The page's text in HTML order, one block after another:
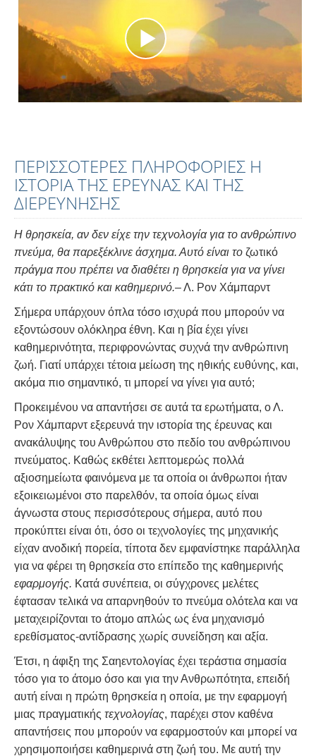
ΠΕΡΙΣΣΟΤΕΡΕΣ ΠΛΗΡΟΦΟΡΙΕΣ Η
ΙΣΤΟΡΙΑ ΤΗΣ ΕΡΕΥΝΑΣ ΚΑΙ ΤΗΣ
ΔΙΕΡΕΥΝΗΣΗΣ
Η θρησκεία, αν δεν είχε την τεχνολογία για το ανθρώπινο
πνεύμα, θα παρεξέκλινε άσχημα. Αυτό είναι το ζωτικό
πράγμα που πρέπει να διαθέτει η θρησκεία για να γίνει
κάτι το πρακτικό και καθημερινό.– Λ. Ρον Χάμπαρντ
Σήμερα υπάρχουν όπλα τόσο ισχυρά που μπορούν να
εξοντώσουν ολόκληρα έθνη. Και η βία έχει γίνει
καθημερινότητα, περιφρονώντας συχνά την ανθρώπινη
ζωή. Γιατί υπάρχει τέτοια μείωση της ηθικής ευθύνης, και,
ακόμα πιο σημαντικό, τι μπορεί να γίνει για αυτό;
Προκειμένου να απαντήσει σε αυτά τα ερωτήματα, ο Λ.
Ρον Χάμπαρντ εξερευνά την ιστορία της έρευνας και
ανακάλυψης του Ανθρώπου στο πεδίο του ανθρώπινου
πνεύματος. Καθώς εκθέτει λεπτομερώς πολλά
αξιοσημείωτα φαινόμενα με τα οποία οι άνθρωποι ήταν
εξοικειωμένοι στο παρελθόν, τα οποία όμως είναι
άγνωστα στους περισσότερους σήμερα, αυτό που
προκύπτει είναι ότι, όσο οι τεχνολογίες της μηχανικής
είχαν ανοδική πορεία, τίποτα δεν εμφανίστηκε παράλληλα
για να φέρει τη θρησκεία στο επίπεδο της καθημερινής
εφαρμογής. Κατά συνέπεια, οι σύγχρονες μελέτες
έφτασαν τελικά να απαρνηθούν το πνεύμα ολότελα και να
μεταχειρίζονται το άτομο απλώς ως ένα μηχανισμό
ερεθίσματος-αντίδρασης χωρίς συνείδηση και αξία.
Έτσι, η άφιξη της Σαηεντολογίας έχει τεράστια σημασία
τόσο για το άτομο όσο και για την Ανθρωπότητα, επειδή
αυτή είναι η πρώτη θρησκεία η οποία, με την εφαρμογή
μιας πραγματικής τεχνολογίας, παρέχει στον καθένα
απαντήσεις που μπορούν να εφαρμοστούν και μπορεί να
χρησιμοποιήσει καθημερινά στη ζωή του. Με αυτή την